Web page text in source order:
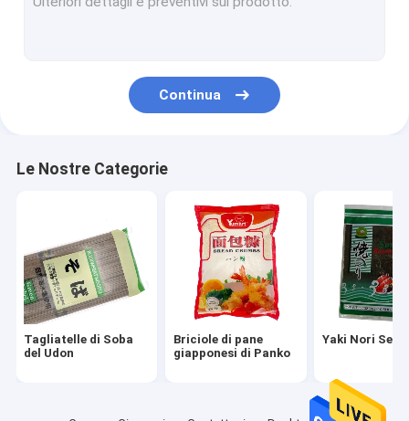
Hon Dashi Powder
Fagioli edamame surgelati
Fungo di shiitake asciutto
Verdure della frutta in scatola
Strumenti serventi dell'alimento
Continua
Le Nostre Categorie
Tagliatelle di Soba
del Udon
Briciole di pane
giapponesi di Panko
Yaki Nori